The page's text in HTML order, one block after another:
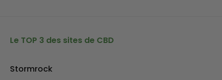
Le TOP 3 des sites de CBD
Stormrock